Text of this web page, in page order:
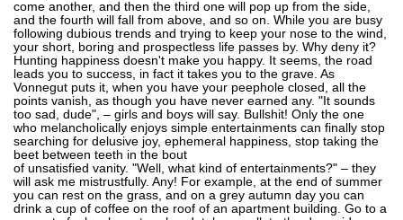
come another, and then the third one will pop up from the side,
and the fourth will fall from above, and so on. While you are busy
following dubious trends and trying to keep your nose to the wind,
your short, boring and prospectless life passes by. Why deny it?
Hunting happiness doesn't make you happy. It seems, the road
leads you to success, in fact it takes you to the grave. As
Vonnegut puts it, when you have your peephole closed, all the
points vanish, as though you have never earned any. "It sounds
too sad, dude", – girls and boys will say. Bullshit! Only the one
who melancholically enjoys simple entertainments can finally stop
searching for delusive joy, ephemeral happiness, stop taking the
beet between teeth in the bout
of unsatisfied vanity. "Well, what kind of entertainments?" – they
will ask me mistrustfully. Any! For example, at the end of summer
you can rest on the grass, and on a grey autumn day you can
drink a cup of coffee on the roof of an apartment building. Go to a